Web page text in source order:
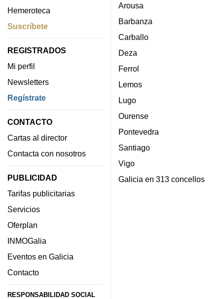
Hemeroteca
Suscríbete
REGISTRADOS
Mi perfil
Newsletters
Regístrate
CONTACTO
Cartas al director
Contacta con nosotros
PUBLICIDAD
Tarifas publicitarias
Servicios
Oferplan
INMOGalia
Eventos en Galicia
Contacto
RESPONSABILIDAD SOCIAL
Arousa
Barbanza
Carballo
Deza
Ferrol
Lemos
Lugo
Ourense
Pontevedra
Santiago
Vigo
Galicia en 313 concellos